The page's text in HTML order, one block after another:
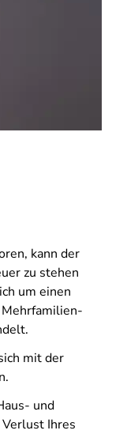
kann der
zu stehen
um einen
mit der
und
Ihres